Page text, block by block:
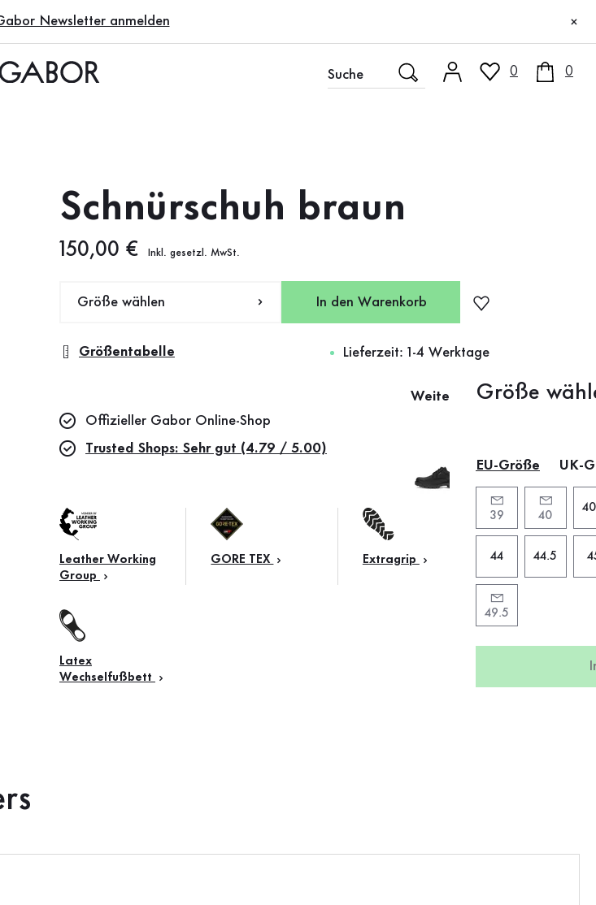
Newsletter anmelden ×
0 0
Schnürschuh braun
Neuer Preis
150,00 € Inkl. gesetzl. MwSt.
Größe wählen In den Warenkorb
Größentabelle Lieferzeit: 1-4 Werktage
Weitere Farben
Größe
EU-Größe UK-
39 40
44 44.5
49.5
Offizieller Gabor Online-Shop
Trusted Shops: Sehr gut (4.79 / 5.00)
Leather Working
Group
GORE TEX Extragrip
Latex
Wechselfußbett